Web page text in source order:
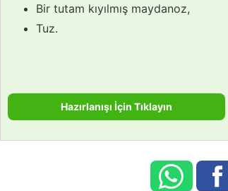
Bir tutam kıyılmış maydanoz,
Tuz.
Hazırlanışı İçin Tıklayın